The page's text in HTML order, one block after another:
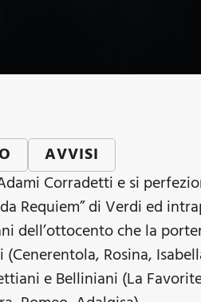
AVVISI
Corradetti e si
Requiem” di Verdi ed
dell’ottocento che la
Rosina,
e Belliniani (La